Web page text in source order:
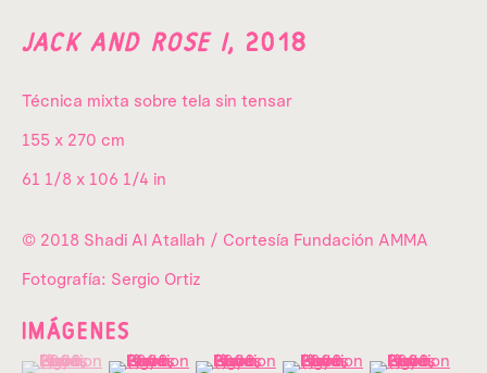
Apellido*
Email *
ENVIAR
* Campos obligatorios
He leído y acepto la
Fundación Amparo y Manuel.
JACK AND ROSE I, 2018
Técnica mixta sobre tela sin tensar
155 x 270 cm
61 1/8 x 106 1/4 in
© 2018 Shadi Al Atallah / Cortesía Fundación AMMA
Fotografía: Sergio Ortiz
IMÁGENES
(View a larger image of thumbnail 1 )
, currently selected.
, currently selected.
, currently selected.(View a larger image of thumbnail 2 )
(View a larger image of thumbnail 3 )
(View a larger image of
(View a larger